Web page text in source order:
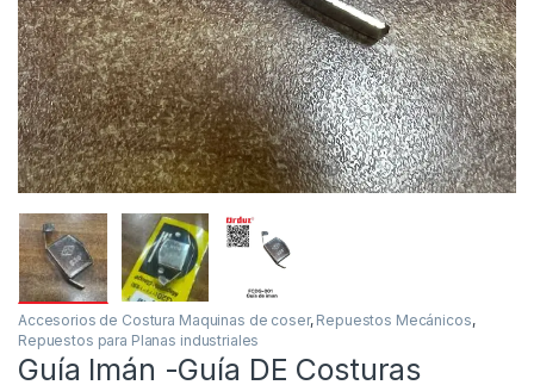
Accesorios de Costura Maquinas de coser, Repuestos Mecánicos,
Repuestos para Planas industriales
Guía Imán -Guía DE Costuras